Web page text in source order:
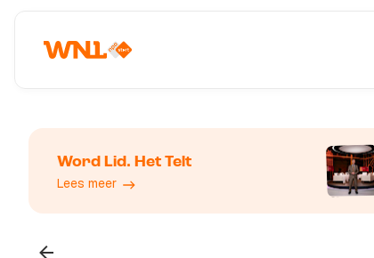
Word Lid. Het Telt
Lees meer